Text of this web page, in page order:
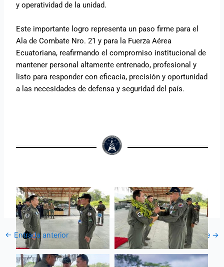
y operatividad de la unidad.
Este importante logro representa un paso firme para el
Ala de Combate Nro. 21 y para la Fuerza Aérea
Ecuatoriana, reafirmando el compromiso institucional de
mantener personal altamente entrenado, profesional y
listo para responder con eficacia, precisión y oportunidad
a las necesidades de defensa y seguridad del país.
← Entrada anterior Entrada siguiente →